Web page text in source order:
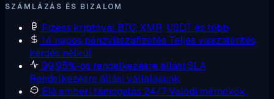
SZÁMLÁZÁS ÉS BIZALOM
Fizess kriptóval BTC, XMR, USDT és több
14 napos pénzvisszafizetés Teljes visszatérítés,
kérdés nélkül
99,95%-os rendelkezésre állási SLA
Rendelkezésre állási vállalásunk
Élő emberi támogatás 24/7Valódi mérnökök,